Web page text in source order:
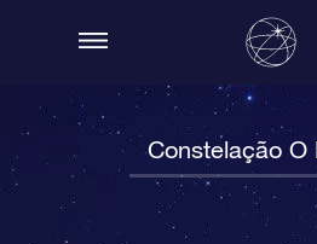
Constelação O